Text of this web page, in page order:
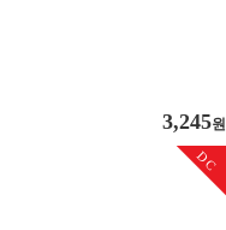
3,245원
DC